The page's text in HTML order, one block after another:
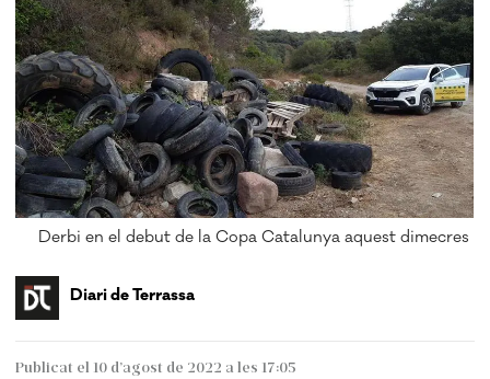
Derbi en el debut de la Copa Catalunya aquest dimecres
Diari de Terrassa
Publicat el 10 d’agost de 2022 a les 17:05